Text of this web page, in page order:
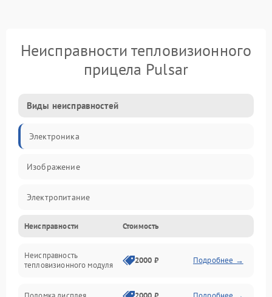
Неисправности тепловизионного
прицела Pulsar
Виды неисправностей
Электроника
Изображение
Электропитание
Измерения
Матрица
Неисправности Стоимость
Неисправность
тепловизионного модуля
2000 ₽ Подробнее →